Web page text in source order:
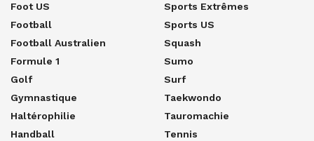
Foot US
Football
Football Australien
Formule 1
Golf
Gymnastique
Haltérophilie
Handball
Sports Extrêmes
Sports US
Squash
Sumo
Surf
Taekwondo
Tauromachie
Tennis